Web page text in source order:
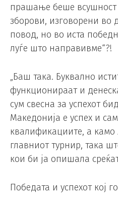
прашање беше всушност
зборови, изговорени во
повод, но во иста
луѓе што направивме“?!
„Баш така. Буквално
функционираат и
сум свесна за успехот
Македонија е успех и
квалификациите, а
главниот турнир, така
кои би ја опишала
Победата и успехот кој